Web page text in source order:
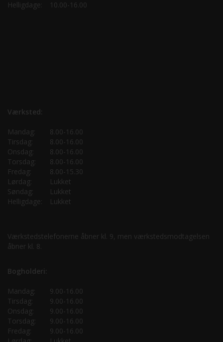
Helligdage:
10.00-16.00
Værksted:
Mandag:
8.00-16.00
Tirsdag:
8.00-16.00
Onsdag:
8.00-16.00
Torsdag:
8.00-16.00
Fredag:
8.00-15.30
Lørdag:
Lukket
Søndag:
Lukket
Helligdage:
Lukket
Værkstedstelefonerne åbner kl. 9, men værkstedsmodtagelsen
åbner kl. 8.
Bogholderi:
Mandag:
9.00-16.00
Tirsdag:
9.00-16.00
Onsdag:
9.00-16.00
Torsdag:
9.00-16.00
Fredag:
9.00-16.00